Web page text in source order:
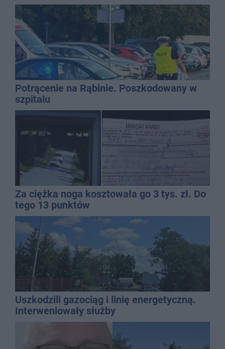
Potrącenie na Rąbinie. Poszkodowany w
szpitalu
Za ciężka noga kosztowała go 3 tys. zł. Do
tego 13 punktów
Uszkodzili gazociąg i linię energetyczną.
Interweniowały służby